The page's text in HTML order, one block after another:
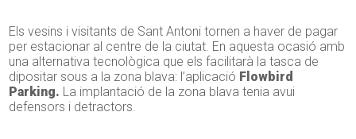
Els vesins i visitants de Sant Antoni tornen a haver de pagar
per estacionar al centre de la ciutat. En aquesta ocasió amb
una alternativa tecnològica que els facilitarà la tasca de
dipositar sous a la zona blava: l’aplicació Flowbird
Parking. La implantació de la zona blava tenia avui
defensors i detractors.